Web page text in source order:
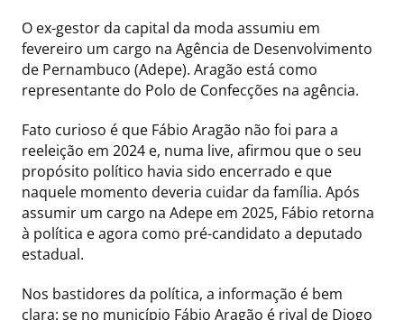
O ex-gestor da capital da moda assumiu em
fevereiro um cargo na Agência de Desenvolvimento
de Pernambuco (Adepe). Aragão está como
representante do Polo de Confecções na agência.
Fato curioso é que Fábio Aragão não foi para a
reeleição em 2024 e, numa live, afirmou que o seu
propósito político havia sido encerrado e que
naquele momento deveria cuidar da família. Após
assumir um cargo na Adepe em 2025, Fábio retorna
à política e agora como pré-candidato a deputado
estadual.
Nos bastidores da política, a informação é bem
clara: se no município Fábio Aragão é rival de Diogo